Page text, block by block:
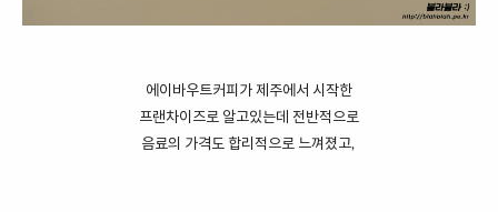
에이바우트커피가 제주에서 시작한
프랜차이즈로 알고있는데 전반적으로
음료의 가격도 합리적으로 느껴졌고,